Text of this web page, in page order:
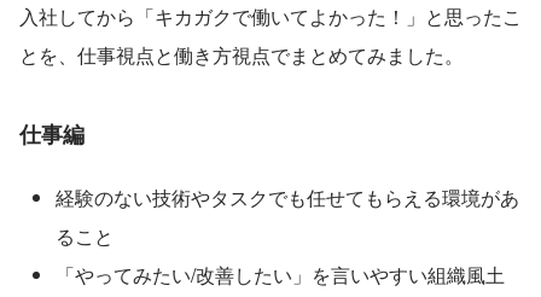
入社してから「キカガクで働いてよかった！」と思ったこ
とを、仕事視点と働き方視点でまとめてみました。
仕事編
経験のない技術やタスクでも任せてもらえる環境があ
ること
「やってみたい/改善したい」を言いやすい組織風土